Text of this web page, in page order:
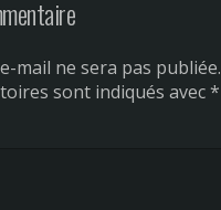
mail ne sera pas publiée.
sont indiqués avec*